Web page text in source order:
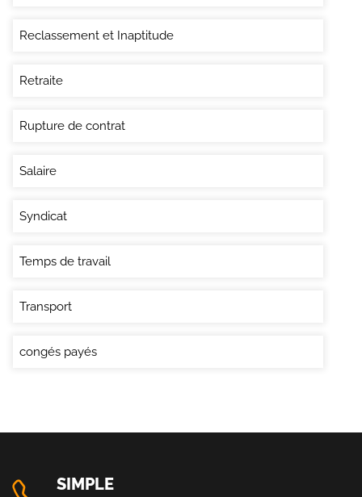
Reclassement et Inaptitude
Retraite
Rupture de contrat
Salaire
Syndicat
Temps de travail
Transport
congés payés
SIMPLE